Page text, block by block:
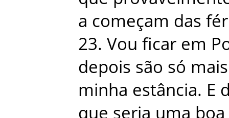
a começam das
23. Vou ficar em
depois são só mais
minha estância. E
que seria uma boa